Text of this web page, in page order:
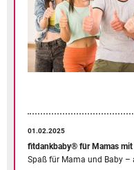
01.02.2025
fitdankbaby® für Mamas mit
Spaß für Mama und Baby –